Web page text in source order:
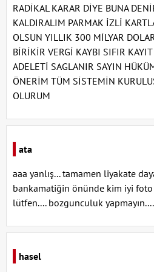
RADİKAL KARAR DİYE BUNA
KALDIRALIM PARMAK İZLİ
OLSUN YILLIK 300 MİLYAR
BİRİKİR VERGİ KAYBI SIFIR
ADELETİ SAGLANIR SAYIN
ÖNERİM TÜM SİSTEMİN
OLURUM
ata
aaa yanlış... tamamen liyakate
bankamatiğin önünde kim iyi foto
lütfen.... bozgunculuk yapmayın....
hasel